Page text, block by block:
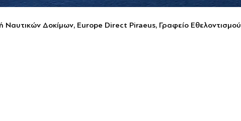
Δοκίμων, Europe Direct Piraeus, Γραφείο Εθελοντισμού